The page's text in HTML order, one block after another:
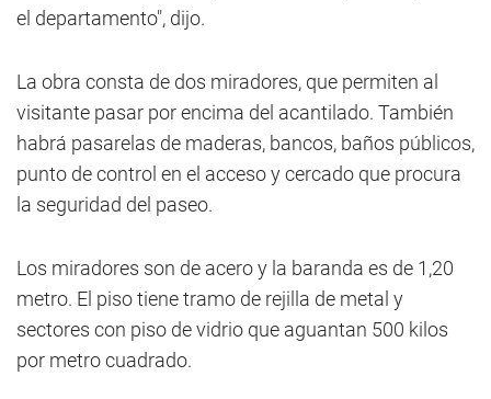
el departamento", dijo.
La obra consta de dos miradores, que permiten al
visitante pasar por encima del acantilado. También
habrá pasarelas de maderas, bancos, baños públicos,
punto de control en el acceso y cercado que procura
la seguridad del paseo.
Los miradores son de acero y la baranda es de 1,20
metro. El piso tiene tramo de rejilla de metal y
sectores con piso de vidrio que aguantan 500 kilos
por metro cuadrado.